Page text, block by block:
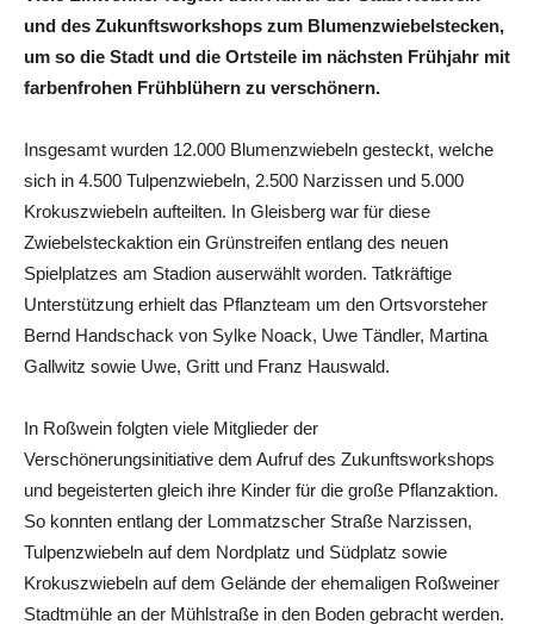
und des Zukunftsworkshops zum Blumenzwiebelstecken,
um so die Stadt und die Ortsteile im nächsten Frühjahr mit
farbenfrohen Frühblühern zu verschönern.
Insgesamt wurden 12.000 Blumenzwiebeln gesteckt, welche
sich in 4.500 Tulpenzwiebeln, 2.500 Narzissen und 5.000
Krokuszwiebeln aufteilten. In Gleisberg war für diese
Zwiebelsteckaktion ein Grünstreifen entlang des neuen
Spielplatzes am Stadion auserwählt worden. Tatkräftige
Unterstützung erhielt das Pflanzteam um den Ortsvorsteher
Bernd Handschack von Sylke Noack, Uwe Tändler, Martina
Gallwitz sowie Uwe, Gritt und Franz Hauswald.
In Roßwein folgten viele Mitglieder der
Verschönerungsinitiative dem Aufruf des Zukunftsworkshops
und begeisterten gleich ihre Kinder für die große Pflanzaktion.
So konnten entlang der Lommatzscher Straße Narzissen,
Tulpenzwiebeln auf dem Nordplatz und Südplatz sowie
Krokuszwiebeln auf dem Gelände der ehemaligen Roßweiner
Stadtmühle an der Mühlstraße in den Boden gebracht werden.